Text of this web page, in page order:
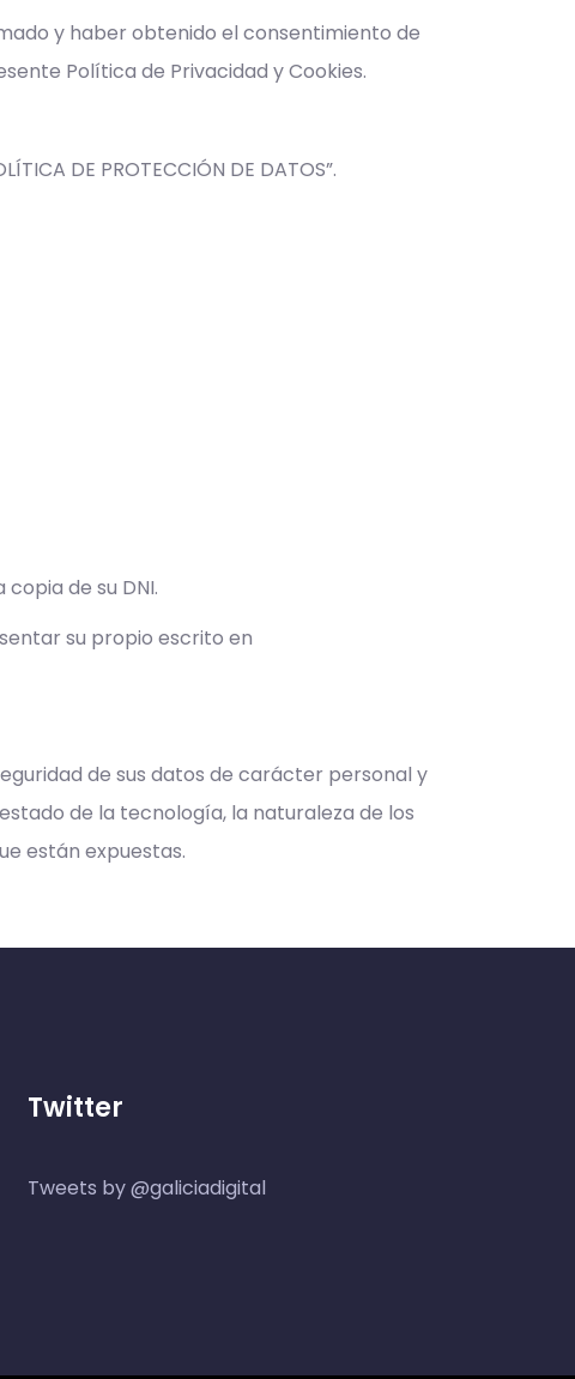
y haber obtenido el consentimiento de
Política de Privacidad y Cookies.
DE PROTECCIÓN DE DATOS”.
de su DNI.
su propio escrito en
de sus datos de carácter personal y
de la tecnología, la naturaleza de los
están expuestas.
Twitter
Tweets by @galiciadigital